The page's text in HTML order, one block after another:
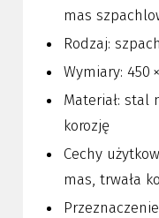
mas
Rodzaj:
Wymiary: 450
Materiał: stal
korozję
Cechy
mas, trwała